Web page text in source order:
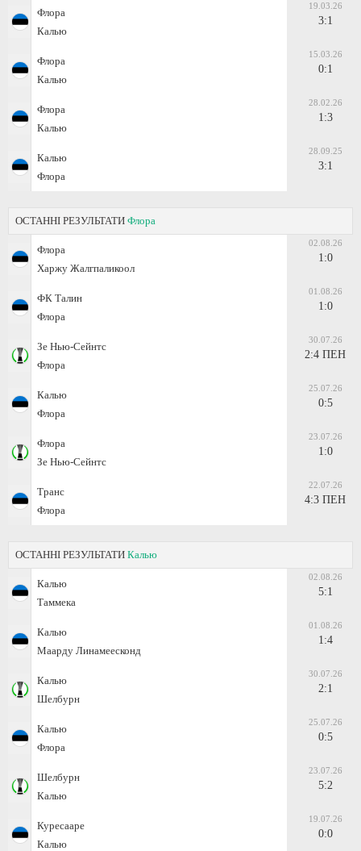
Флора
Калью
19.03.26
3:1
Флора
Калью
15.03.26
0:1
Флора
Калью
28.02.26
1:3
Калью
Флора
28.09.25
3:1
ОСТАННІ РЕЗУЛЬТАТИ Флора
Флора
Харжу Жалгпаликоол
02.08.26
1:0
ФК Талин
Флора
01.08.26
1:0
Зе Нью-Сейнтс
Флора
30.07.26
2:4 ПЕН
Калью
Флора
25.07.26
0:5
Флора
Зе Нью-Сейнтс
23.07.26
1:0
Транс
Флора
22.07.26
4:3 ПЕН
ОСТАННІ РЕЗУЛЬТАТИ Калью
Калью
Таммека
02.08.26
5:1
Калью
Маарду Линамеесконд
01.08.26
1:4
Калью
Шелбурн
30.07.26
2:1
Калью
Флора
25.07.26
0:5
Шелбурн
Калью
23.07.26
5:2
Куресааре
Калью
19.07.26
0:0